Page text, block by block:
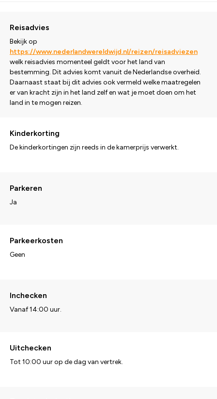
Reisadvies
Bekijk op
https://www.nederlandwereldwijd.nl/reizen/reisadviezen
welk reisadvies momenteel geldt voor het land van
bestemming. Dit advies komt vanuit de Nederlandse overheid.
Daarnaast staat bij dit advies ook vermeld welke maatregelen
er van kracht zijn in het land zelf en wat je moet doen om het
land in te mogen reizen.
Kinderkorting
De kinderkortingen zijn reeds in de kamerprijs verwerkt.
Parkeren
Ja
Parkeerkosten
Geen
Inchecken
Vanaf 14:00 uur.
Uitchecken
Tot 10:00 uur op de dag van vertrek.